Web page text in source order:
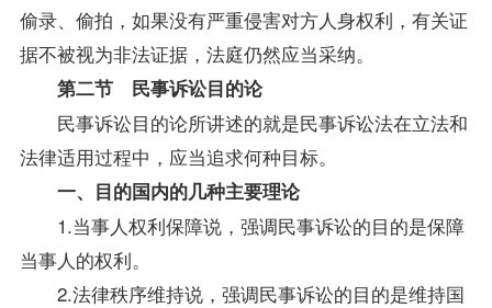
偷录、偷拍，如果没有严重侵害对方人身权利，有关证
据不被视为非法证据，法庭仍然应当采纳。
第二节 民事诉讼目的论
民事诉讼目的论所讲述的就是民事诉讼法在立法和
法律适用过程中，应当追求何种目标。
一、目的国内的几种主要理论
1.当事人权利保障说，强调民事诉讼的目的是保障
当事人的权利。
2.法律秩序维持说，强调民事诉讼的目的是维持国